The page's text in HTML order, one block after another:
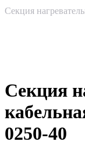
Секция
Секция
0250-40